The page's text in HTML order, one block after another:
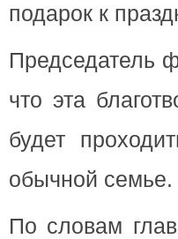
подарок к
Председатель
что эта
будет
обычной семье.
По словам